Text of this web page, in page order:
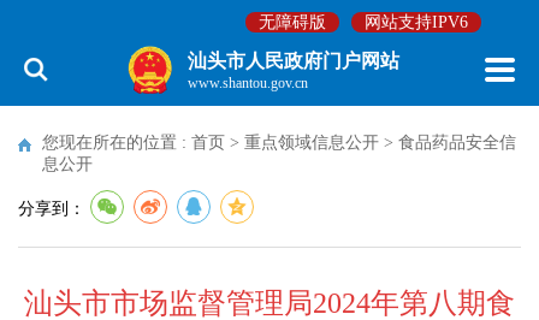
无障碍版 网站支持IPV6
汕头市人民政府门户网站
www.shantou.gov.cn
您现在所在的位置 : 首页 > 重点领域信息公开 > 食品药品安全信
息公开
分享到：
汕头市市场监督管理局2024年第八期食